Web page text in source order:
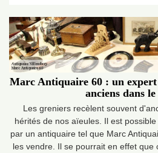
Marc Antiquaire 60 : un
anciens dans le
Les greniers recèlent souvent
hérités de nos aïeules. Il est
par un antiquaire tel que Marc
les vendre. Il se pourrait en effet que